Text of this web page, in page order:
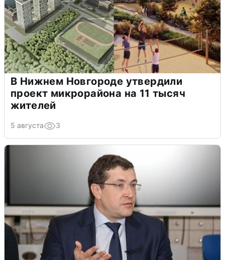
В Нижнем Новгороде утвердили
проект микрорайона на 11 тысяч
жителей
5 августа 3